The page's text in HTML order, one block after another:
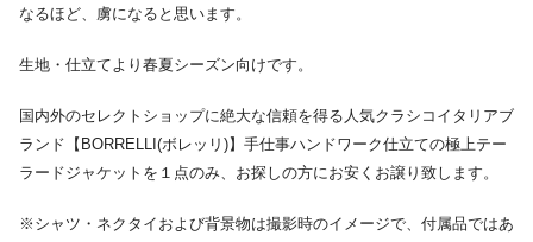
なるほど、虜になると思います。
生地・仕立てより春夏シーズン向けです。
国内外のセレクトショップに絶大な信頼を得る人気クラシコイタリアブ
ランド【BORRELLI(ボレッリ)】手仕事ハンドワーク仕立ての極上テー
ラードジャケットを１点のみ、お探しの方にお安くお譲り致します。
※シャツ・ネクタイおよび背景物は撮影時のイメージで、付属品ではあ